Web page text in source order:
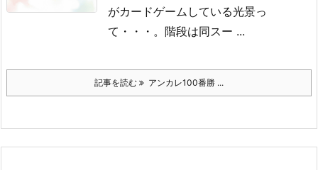
がカードゲームしている光景っ
て・・・。 階段は同スー ...
記事を読む アンカレ100番勝 ...